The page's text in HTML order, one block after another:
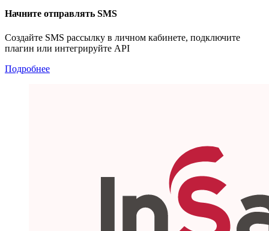
Начните отправлять SMS
Создайте SMS рассылку в личном кабинете, подключите
плагин или интегрируйте API
Подробнее